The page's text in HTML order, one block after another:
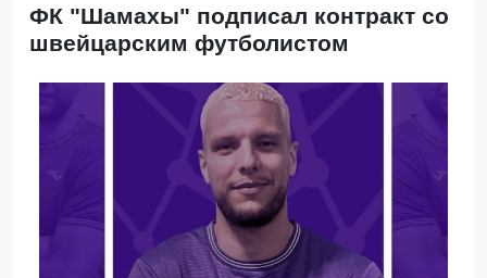
ФК "Шамахы" подписал контракт со
швейцарским футболистом